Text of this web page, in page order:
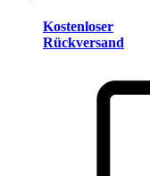
Kostenloser
Rückversand